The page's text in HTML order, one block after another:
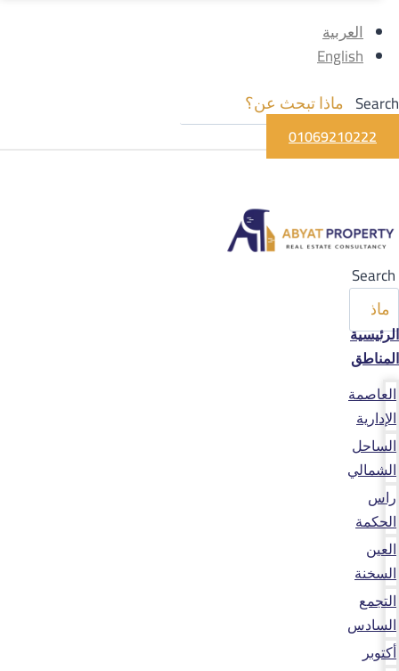
العربية
English
Search
01069210222
Search
الرئيسية
المناطق
العاصمة
الإدارية
الساحل
الشمالي
راس
الحكمة
العين
السخنة
التجمع
السادس
أكتوبر